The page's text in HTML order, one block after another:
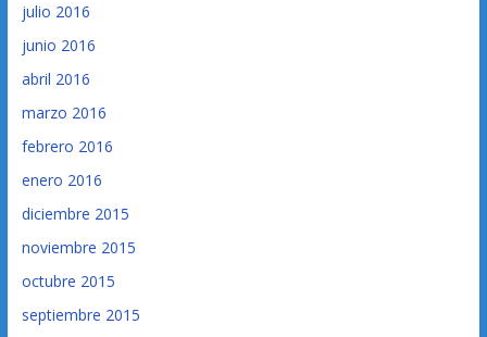
julio 2016
junio 2016
abril 2016
marzo 2016
febrero 2016
enero 2016
diciembre 2015
noviembre 2015
octubre 2015
septiembre 2015